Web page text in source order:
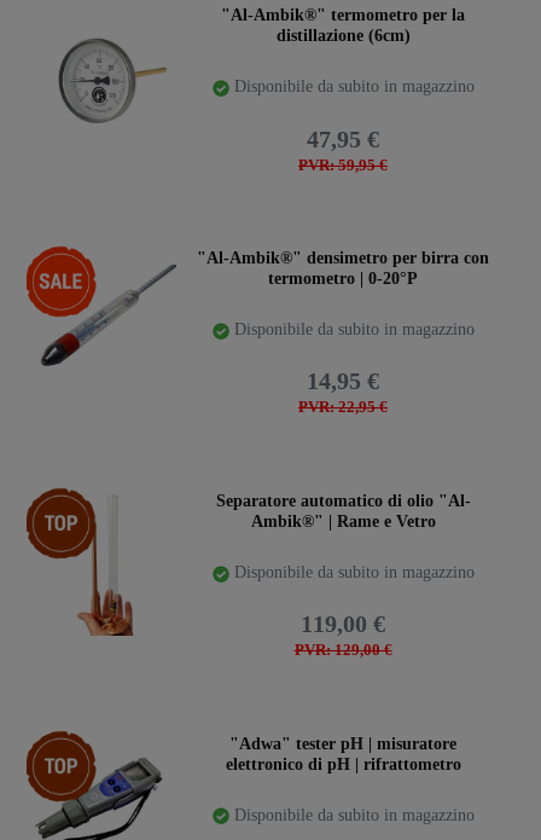
"Al-Ambik®" termometro per la
distillazione (6cm)
Disponibile da subito in magazzino
PVR: 59,95 €
47,95 €
-35%
"Al-Ambik®" densimetro per birra con
termometro | 0-20°P
Disponibile da subito in magazzino
PVR: 22,95 €
14,95 €
Ceres::Template.storeSpecialTopSeparatore automatico di olio "Al-
Ambik®" | Rame e Vetro
Disponibile da subito in magazzino
PVR: 129,00 €
119,00 €
Ceres::Template.storeSpecialTop"Adwa" tester pH | misuratore
elettronico di pH | rifrattometro
Disponibile da subito in magazzino